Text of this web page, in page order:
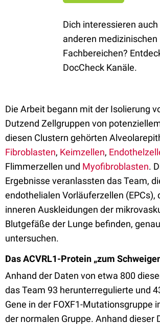
Dich interessieren
anderen medizinischen
Fachbereichen?
DocCheck Kanäle.
Die Arbeit begann mit der Isolierung
Dutzend Zellgruppen von
diesen Clustern gehörten
Fibroblasten, Keimzellen,
Flimmerzellen und Myofibroblasten.
Ergebnisse veranlassten das Team,
endothelialen Vorläuferzellen (EPCs),
inneren Auskleidungen der
Blutgefäße der Lunge befinden,
untersuchen.
Das ACVRL1-Protein „zum
Anhand der Daten von etwa 800
das Team 93 herunterregulierte und
Gene in der FOXF1-Mutationsgruppe
der normalen Gruppe. Anhand dieser